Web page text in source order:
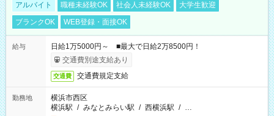
アルバイト 職種未経験OK 社会人未経験OK
大学生歓迎
ブランクOK
WEB登録・面接OK
給与
日給1万5000円～ ■最大で日給2万8500円！
交通費別途支給あり
交通費 交通費規定支給
勤務地
横浜市西区
横浜駅 / みなとみらい駅 / 西横浜駅 / …